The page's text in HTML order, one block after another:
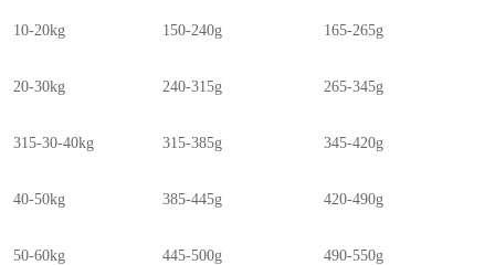
10-20kg 150-240g 165-265g
20-30kg 240-315g 265-345g
315-30-40kg 315-385g 345-420g
40-50kg 385-445g 420-490g
50-60kg 445-500g 490-550g